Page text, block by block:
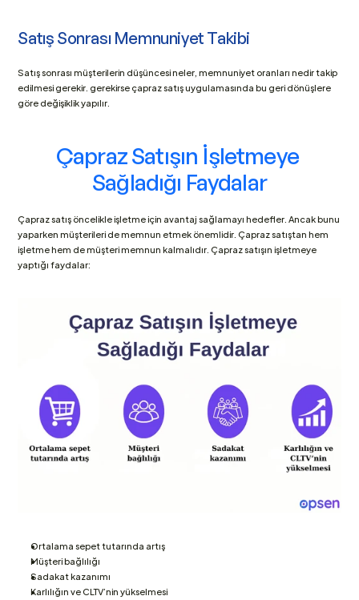
Satış Sonrası Memnuniyet Takibi
Satış sonrası müşterilerin düşüncesi neler, memnuniyet oranları nedir takip
edilmesi gerekir. gerekirse çapraz satış uygulamasında bu geri dönüşlere
göre değişiklik yapılır.
Çapraz Satışın İşletmeye
Sağladığı Faydalar
Çapraz satış öncelikle işletme için avantaj sağlamayı hedefler. Ancak bunu
yaparken müşterileri de memnun etmek önemlidir. Çapraz satıştan hem
işletme hem de müşteri memnun kalmalıdır. Çapraz satışın işletmeye
yaptığı faydalar:
Ortalama sepet tutarında artış
Müşteri bağlılığı
Sadakat kazanımı
Karlılığın ve CLTV’nin yükselmesi